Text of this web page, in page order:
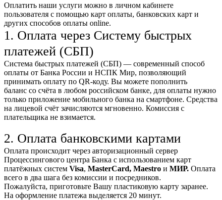
Оплатить наши услуги можно в личном кабинете
пользователя с помощью карт оплаты, банковских карт и
других способов оплаты online.
1. Оплата через Систему быстрых
платежей (СБП)
Система быстрых платежей (СБП) — современный способ
оплаты от Банка России и НСПК Мир, позволяющий
принимать оплату по QR-коду. Вы можете пополнить
баланс со счёта в любом российском банке, для оплаты нужно
только приложение мобильного банка на смартфоне. Средства
на лицевой счёт зачисляются мгновенно. Комиссия с
плательщика не взимается.
2. Оплата банковскими картами
Оплата происходит через авторизационный сервер
Процессингового центра Банка с использованием карт
платёжных систем Visa, MasterCard, Maestro и МИР. Оплата
всего в два шага без комиссии и посредников.
Пожалуйста, приготовьте Вашу пластиковую карту заранее.
На оформление платежа выделяется 20 минут.